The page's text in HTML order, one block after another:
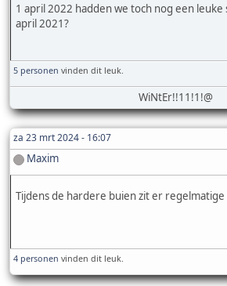
1 april 2022 hadden we toch nog een leuke
april 2021?
5 personen vinden dit leuk.
WiNtEr!!11!1!@
za 23 mrt 2024 - 16:07
Maxim
Tijdens de hardere buien zit er
4 personen vinden dit leuk.